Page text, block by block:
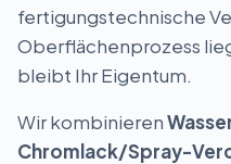
fertigungstechnische
Oberflächenprozess
bleibt Ihr Eigentum.
Wir kombinieren
Chromlack/Spray-